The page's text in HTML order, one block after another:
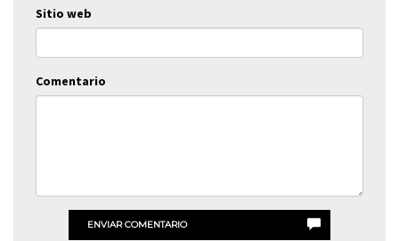
Sitio web
Comentario
ENVIAR COMENTARIO